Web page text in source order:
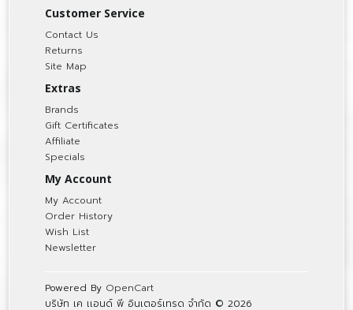
Customer Service
Contact Us
Returns
Site Map
Extras
Brands
Gift Certificates
Affiliate
Specials
My Account
My Account
Order History
Wish List
Newsletter
Powered By OpenCart
บริษัท เค เเอนด์ พี อินเตอร์เทรด จำกัด © 2026